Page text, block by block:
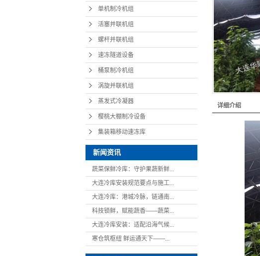
单机制冷机组
活塞并联机组
螺杆并联机组
速冻隧道设备
桶泵制冷机组
涡旋并联机组
蒸发式冷凝器
樱桃大棚制冷设备
集装箱移动速冻库
新闻资讯
蔬菜保鲜冷库：守护果蔬新鲜...
大连冷库安装规范要点与施工...
大连冷库：港城冷脉，链通南...
科技锁鲜，赋能蔬香——蔬菜...
大连冷库安装：适配沿海气候...
寒仓筑枢纽 鲜运通天下——...
详细介绍